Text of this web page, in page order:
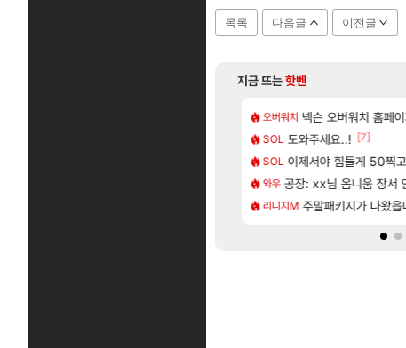
목록 다음글 이전글
지금 뜨는핫벤
오버워치 넥슨 오버워치 홈페
SOL 도와주세요..! [7]
SOL 이제서야 힘들게 50찍
와우 공장: xx님 옴니움 장서
리니지M 주말패키지가 나왔읍
여행 [여행_국내] 남해 독
비스트 모든 바우에라 업그레
아스오라 카가미하라 하루
GTA6 8월 28일 넷플릭스
비스트 모든 엘리트 골렘